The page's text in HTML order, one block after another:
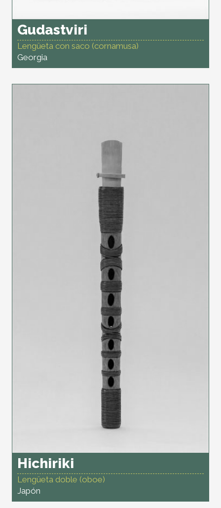
Gudastviri
Lengüeta con saco (cornamusa)
Georgia
Hichiriki
Lengüeta doble (oboe)
Japón